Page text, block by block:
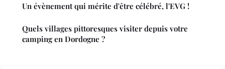
Un évènement qui mérite d'être célébré, l'EVG !
Quels villages pittoresques visiter depuis votre
camping en Dordogne ?